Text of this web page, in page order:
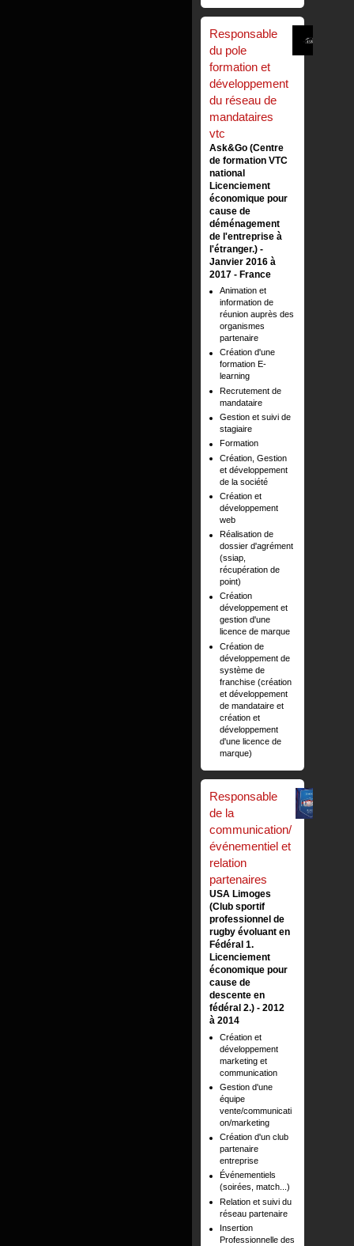
Responsable
du pole
formation et
développement
du réseau de
mandataires
vtc
Ask&Go (Centre
de formation VTC
national
Licenciement
économique pour
cause de
déménagement
de l'entreprise à
l'étranger.)
Janvier 2016 à
2017
France
Animation et
information de
réunion auprès des
organismes
partenaire
Création d'une
formation E-
learning
Recrutement de
mandataire
Gestion et suivi de
stagiaire
Formation
Création, Gestion
et développement
de la société
Création et
développement
web
Réalisation de
dossier d'agrément
(ssiap,
récupération de
point)
Création
développement et
gestion d'une
licence de marque
Création de
développement de
système de
franchise (création
et développement
de mandataire et
création et
développement
d'une licence de
marque)
Responsable
de la
communication/
événementiel et
relation
partenaires
USA Limoges
(Club sportif
professionnel de
rugby évoluant en
Fédéral 1.
Licenciement
économique pour
cause de
descente en
fédéral 2.)
2012
à 2014
Création et
développement
marketing et
communication
Gestion d'une
équipe
vente/communicati
on/marketing
Création d'un club
partenaire
entreprise
Événementiels
(soirées, match...)
Relation et suivi du
réseau partenaire
Insertion
Professionnelle des